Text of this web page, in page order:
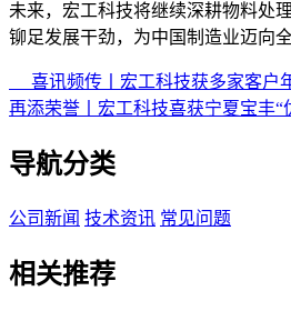
未来，宏工科技将继续深耕物料处
铆足发展干劲，为中国制造业迈向
喜讯频传丨宏工科技获多家客户
再添荣誉丨宏工科技喜获宁夏宝丰“
导航分类
公司新闻 技术资讯 常见问题
相关推荐